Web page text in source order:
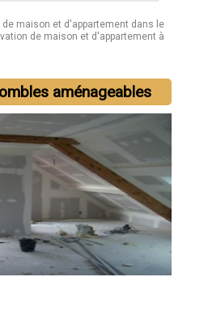
de maison et d'appartement dans le
de maison et d'appartement à
aménageables